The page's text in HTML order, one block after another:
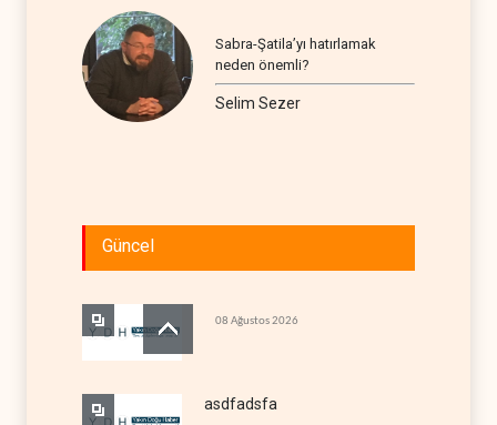
Sabra-Şatila’yı hatırlamak
neden önemli?
Selim Sezer
Güncel
08 Ağustos 2026
asdfadsfa